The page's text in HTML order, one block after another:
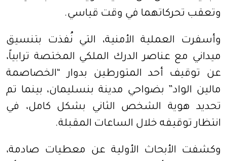
وتعقب تحركاتهما في وقت قياسي.
وأسفرت العملية الأمنية، التي نُفذت بتنسيق
ميداني مع عناصر الدرك الملكي المختصة ترابياً،
عن توقيف أحد المتورطين بدوار “الخصاصمة
مالين الواد” بضواحي مدينة بنسليمان، بينما تم
تحديد هوية الشخص الثاني بشكل كامل، في
انتظار توقيفه خلال الساعات المقبلة.
وكشفت الأبحاث الأولية عن معطيات صادمة،